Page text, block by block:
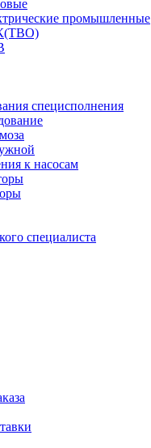
промышленные
специсполнения
к насосам
специалиста